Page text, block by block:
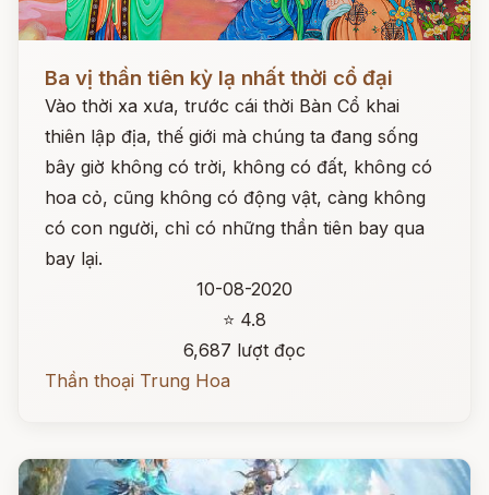
Ba vị thần tiên kỳ lạ nhất thời cổ đại
Vào thời xa xưa, trước cái thời Bàn Cổ khai
thiên lập địa, thế giới mà chúng ta đang sống
bây giờ không có trời, không có đất, không có
hoa cỏ, cũng không có động vật, càng không
có con người, chỉ có những thần tiên bay qua
bay lại.
10-08-2020
⭐ 4.8
6,687 lượt đọc
Thần thoại Trung Hoa